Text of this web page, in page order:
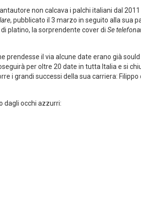
non calcava i palchi italiani dal 2011
, pubblicato il 3 marzo in seguito alla sua
platino, la sorprendente cover di Se
prendesse il via alcune date erano già
per oltre 20 date in tutta Italia e si
i grandi successi della sua carriera:
dagli occhi azzurri: